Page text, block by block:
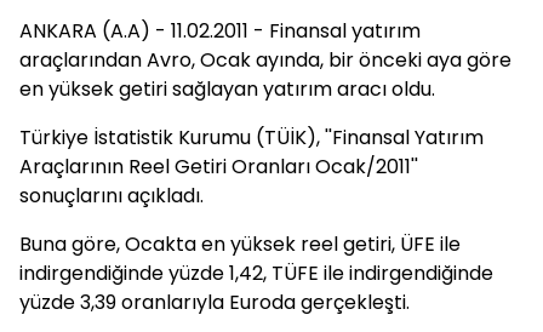
ANKARA (A.A) - 11.02.2011 - Finansal yatırım
araçlarından Avro, Ocak ayında, bir önceki aya göre
en yüksek getiri sağlayan yatırım aracı oldu.
Türkiye İstatistik Kurumu (TÜİK), ''Finansal Yatırım
Araçlarının Reel Getiri Oranları Ocak/2011''
sonuçlarını açıkladı.
Buna göre, Ocakta en yüksek reel getiri, ÜFE ile
indirgendiğinde yüzde 1,42, TÜFE ile indirgendiğinde
yüzde 3,39 oranlarıyla Euroda gerçekleşti.